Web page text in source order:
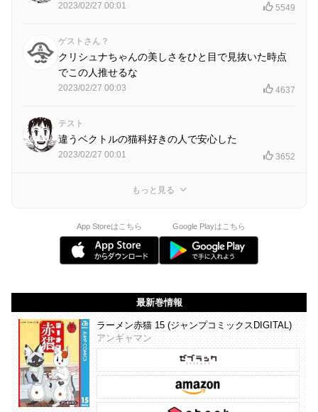
2023/02/27 00:01 5549
ゲストさん？
クリシュナちゃんの美しさをひと目で見抜いた時点
でこの人推せるな
2023/02/27 00:03 4637
テスト
違うベクトルの猫科好きの人で安心した
2023/02/27 00:01 3652
もっと見る
App Storeはこちら Google Playはこちら
最新巻情報
ラーメン赤猫 15 (ジャンプコミックスDIGITAL)
アンギャマン